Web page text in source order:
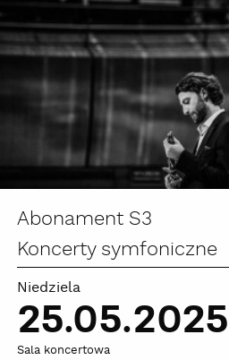
Abonament S3
Koncerty symfoniczne
Niedziela
25.05.2025
Sala koncertowa